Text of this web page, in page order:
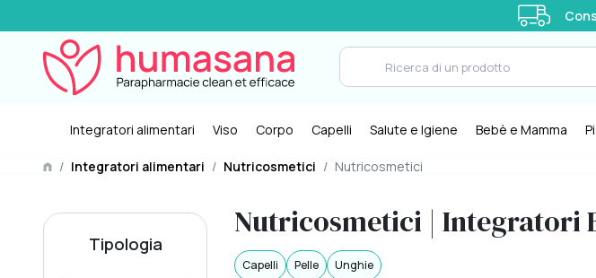
Integratori alimentari Viso Corpo Capelli Salute e Igiene Bebè e Mamma
/ Integratori alimentari / Nutricosmetici / Nutricosmetici
Tipologia
Nutricosmetici | Integratori
Capelli Pelle Unghie